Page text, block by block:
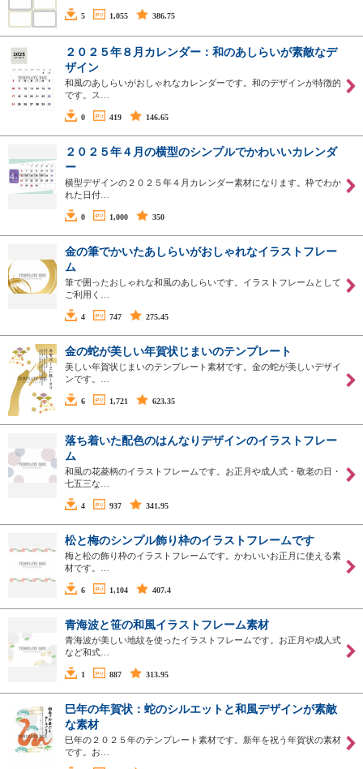
5 1,055 386.75
２０２５年８月カレンダー：和のあしらいが素敵なデ
ザイン
和風のあしらいがおしゃれなカレンダーです。和のデザインが特徴的
です。ス…
0 419 146.65
２０２５年４月の横型のシンプルでかわいいカレンダ
ー
横型デザインの２０２５年４月カレンダー素材になります。枠でわか
れた日付…
0 1,000 350
金の筆でかいたあしらいがおしゃれなイラストフレー
ム
筆で囲ったおしゃれな和風のあしらいです。イラストフレームとして
ご利用く…
4 747 275.45
金の蛇が美しい年賀状じまいのテンプレート
美しい年賀状じまいのテンプレート素材です。金の蛇が美しいデザイ
ンです。…
6 1,721 623.35
落ち着いた配色のはんなりデザインのイラストフレー
ム
和風の花菱柄のイラストフレームです。お正月や成人式・敬老の日・
七五三な…
4 937 341.95
松と梅のシンプル飾り枠のイラストフレームです
梅と松の飾り枠のイラストフレームです。かわいいお正月に使える素
材です。…
6 1,104 407.4
青海波と笹の和風イラストフレーム素材
青海波が美しい地紋を使ったイラストフレームです。お正月や成人式
など和式…
1 887 313.95
巳年の年賀状：蛇のシルエットと和風デザインが素敵
な素材
巳年の２０２５年のテンプレート素材です。新年を祝う年賀状の素材
です。お…